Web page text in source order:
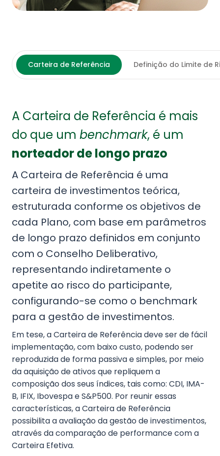
Carteira de Referência Definição do Limite de
A Carteira de Referência é mais
do que um benchmark, é um
norteador de longo prazo
A Carteira de Referência é uma
carteira de investimentos teórica,
estruturada conforme os objetivos de
cada Plano, com base em parâmetros
de longo prazo definidos em conjunto
com o Conselho Deliberativo,
representando indiretamente o
apetite ao risco do participante,
configurando-se como o benchmark
para a gestão de investimentos.
Em tese, a Carteira de Referência deve ser de fácil
implementação, com baixo custo, podendo ser
reproduzida de forma passiva e simples, por meio
da aquisição de ativos que repliquem a
composição dos seus índices, tais como: CDI, IMA-
B, IFIX, Ibovespa e S&P500. Por reunir essas
características, a Carteira de Referência
possibilita a avaliação da gestão de investimentos,
através da comparação de performance com a
Carteira Efetiva.